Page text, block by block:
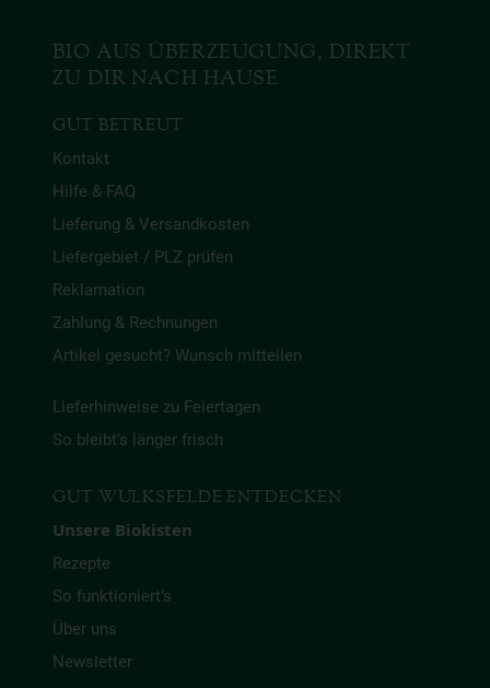
BIO AUS ÜBERZEUGUNG, DIREKT
ZU DIR NACH HAUSE
GUT BETREUT
Kontakt
Hilfe & FAQ
Lieferung & Versandkosten
Liefergebiet / PLZ prüfen
Reklamation
Zahlung & Rechnungen
Artikel gesucht? Wunsch mitteilen
Lieferhinweise zu Feiertagen
So bleibt’s länger frisch
GUT WULKSFELDE ENTDECKEN
Unsere Biokisten
Rezepte
So funktioniert’s
Über uns
Newsletter